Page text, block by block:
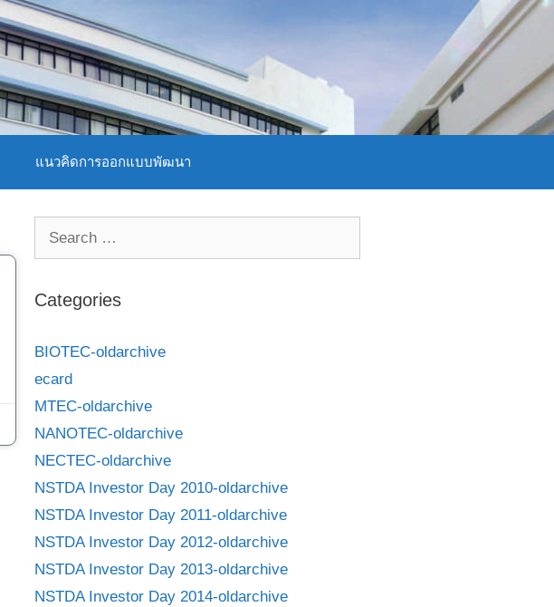
แนวคิดการออกแบบพัฒนา
Categories
BIOTEC-oldarchive
ecard
MTEC-oldarchive
NANOTEC-oldarchive
NECTEC-oldarchive
NSTDA Investor Day 2010-oldarchive
NSTDA Investor Day 2011-oldarchive
NSTDA Investor Day 2012-oldarchive
NSTDA Investor Day 2013-oldarchive
NSTDA Investor Day 2014-oldarchive